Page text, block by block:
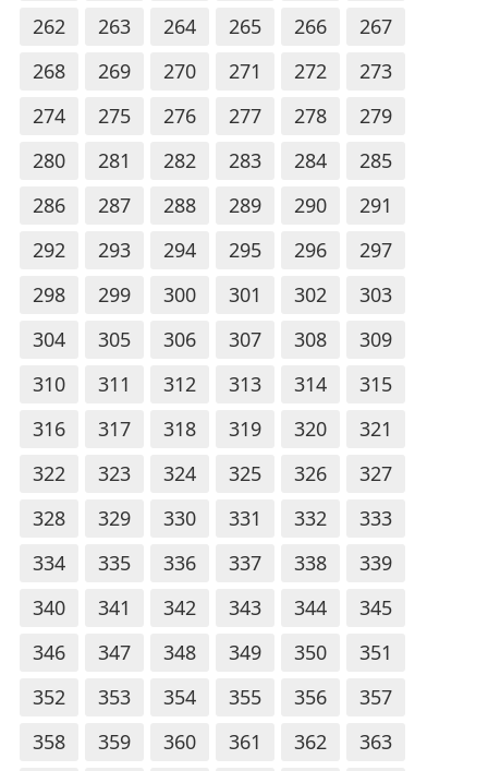
262
263 264 265 266
267
268
269 270 271 272
273
274
275 276 277 278
279
280
281 282 283 284
285
286
287 288 289 290
291
292
293 294 295 296
297
298
299 300 301 302
303
304
305 306 307 308
309
310
311 312 313 314
315
316
317 318 319 320
321
322
323 324 325 326
327
328
329 330 331 332
333
334
335 336 337 338
339
340
341 342 343 344
345
346
347 348 349 350
351
352
353 354 355 356
357
358
359 360 361 362 363